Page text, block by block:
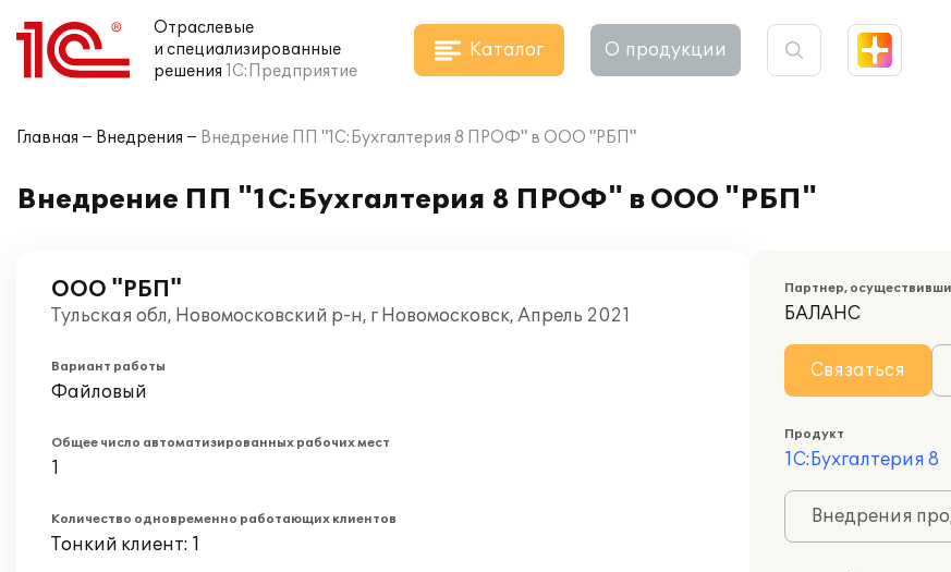
Отраслевые
и специализированные
решения 1С:Предприятие
Каталог О продукции
Главная Внедрения Внедрение ПП "1С:Бухгалтерия 8 ПРОФ" в ООО "РБП"
Внедрение ПП "1С:Бухгалтерия 8 ПРОФ" в ООО "РБП"
ООО "РБП"
Тульская обл, Новомосковский р-н, г Новомосковск, Апрель 2021
Вариант работы
Файловый
Общее число автоматизированных рабочих мест
1
Количество одновременно работающих клиентов
Тонкий клиент: 1
Партнер,
БАЛАНС
Связаться
Продукт
1С:Бухгалтерия 8
Внедрения